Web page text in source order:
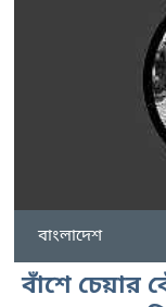
বাংলাদেশ
বাঁশে চেয়ার